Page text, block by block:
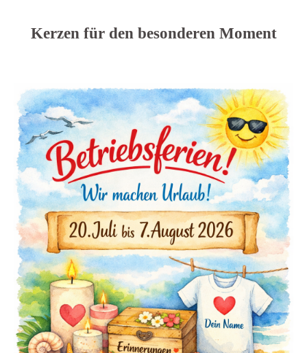
Kerzen für den besonderen Moment